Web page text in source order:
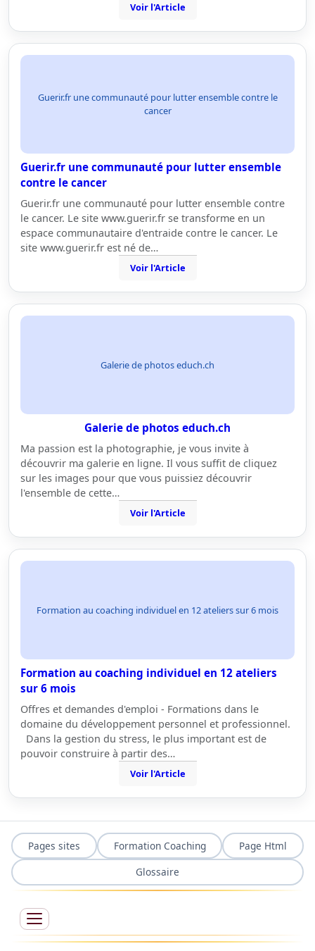
Voir l'Article
Guerir.fr une communauté pour lutter ensemble contre le
cancer
Guerir.fr une communauté pour lutter ensemble
contre le cancer
Guerir.fr une communauté pour lutter ensemble contre
le cancer. Le site www.guerir.fr se transforme en un
espace communautaire d'entraide contre le cancer. Le
site www.guerir.fr est né de…
Voir l'Article
Galerie de photos educh.ch
Galerie de photos educh.ch
Ma passion est la photographie, je vous invite à
découvrir ma galerie en ligne. Il vous suffit de cliquez
sur les images pour que vous puissiez découvrir
l'ensemble de cette…
Voir l'Article
Formation au coaching individuel en 12 ateliers sur 6 mois
Formation au coaching individuel en 12 ateliers
sur 6 mois
Offres et demandes d'emploi - Formations dans le
domaine du développement personnel et professionnel.
Dans la gestion du stress, le plus important est de
pouvoir construire à partir des…
Voir l'Article
Pages sites Formation Coaching
Page Html
Glossaire